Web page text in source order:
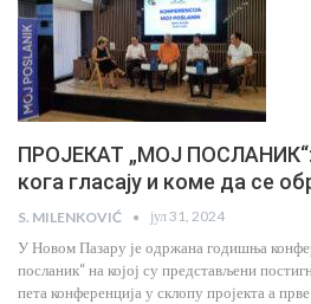
ПРОЈЕКАТ „МОЈ ПОСЛАНИК“:
кога гласају и коме да се
S. MILENKOVIĆ јул 31, 2024
У Новом Пазару је одржана годишња
посланик“ на којој су представљени
пета конференција у склопу пројекта а